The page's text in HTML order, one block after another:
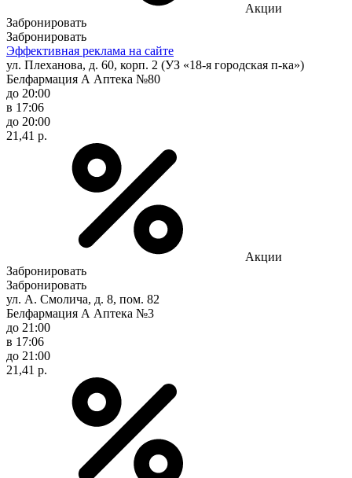
Акции
Забронировать
Забронировать
Эффективная реклама на сайте
ул. Плеханова, д. 60, корп. 2 (УЗ «18-я городская п-ка»)
Белфармация А Аптека №80
до 20:00
в 17:06
до 20:00
21,41 р.
Акции
Забронировать
Забронировать
ул. А. Смолича, д. 8, пом. 82
Белфармация А Аптека №3
до 21:00
в 17:06
до 21:00
21,41 р.